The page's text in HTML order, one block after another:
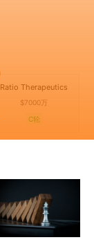
Ratio Therapeutics
$7000万
C轮